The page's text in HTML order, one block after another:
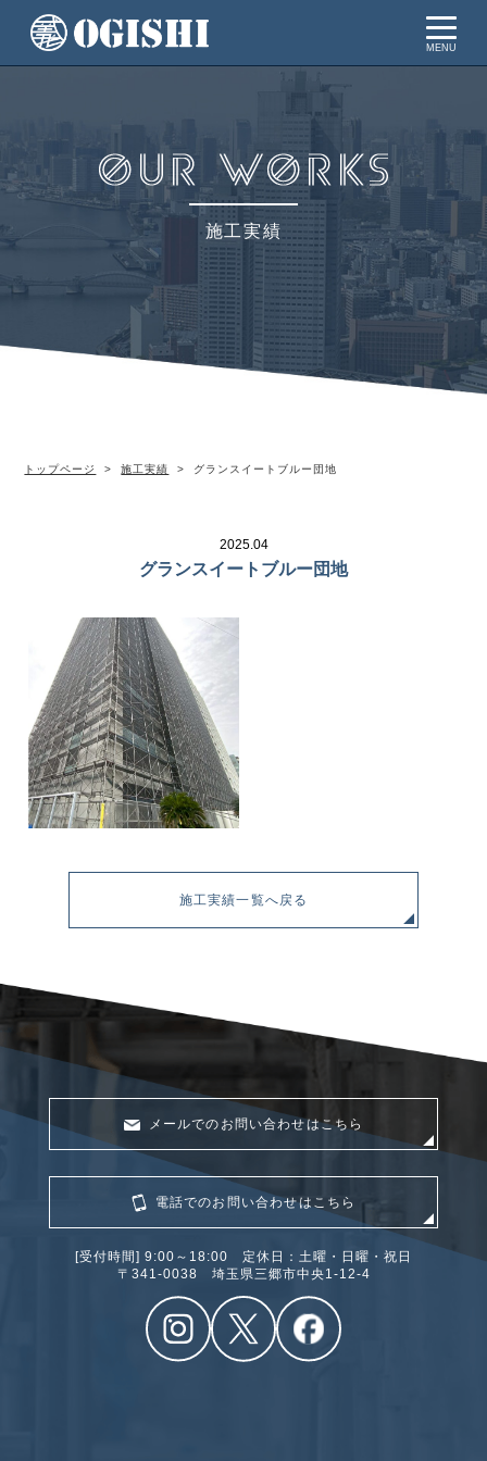
MENU
施工実績
トップページ 施工実績 グランスイートブルー団地
2025.04
グランスイートブルー団地
施工実績一覧へ戻る
メールでのお問い合わせはこちら
電話でのお問い合わせはこちら
[受付時間] 9:00～18:00 定休日：土曜・日曜・祝日
〒341‐0038 埼玉県三郷市中央1-12-4